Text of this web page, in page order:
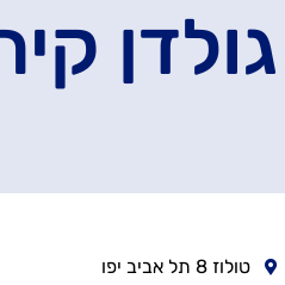
גולדן
טולוז 8 תל אביב יפו